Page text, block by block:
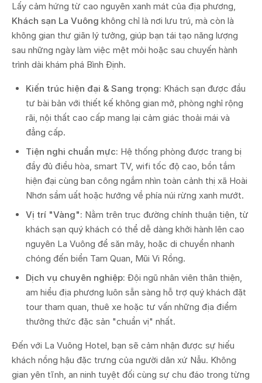
Lấy cảm hứng từ cao nguyên xanh mát của địa phương,
Khách sạn La Vuông không chỉ là nơi lưu trú, mà còn là
không gian thư giãn lý tưởng, giúp bạn tái tạo năng lượng
sau những ngày làm việc mệt mỏi hoặc sau chuyến hành
trình dài khám phá Bình Định.
Kiến trúc hiện đại & Sang trọng: Khách sạn được đầu
tư bài bản với thiết kế không gian mở, phòng nghỉ rộng
rãi, nội thất cao cấp mang lại cảm giác thoải mái và
đẳng cấp.
Tiện nghi chuẩn mực: Hệ thống phòng được trang bị
đầy đủ điều hòa, smart TV, wifi tốc độ cao, bồn tắm
hiện đại cùng ban công ngắm nhìn toàn cảnh thị xã Hoài
Nhơn sầm uất hoặc hướng về phía núi rừng xanh mướt.
Vị trí "Vàng": Nằm trên trục đường chính thuận tiện, từ
khách sạn quý khách có thể dễ dàng khởi hành lên cao
nguyên La Vuông để săn mây, hoặc di chuyển nhanh
chóng đến biển Tam Quan, Mũi Vi Rồng.
Dịch vụ chuyên nghiệp: Đội ngũ nhân viên thân thiện,
am hiểu địa phương luôn sẵn sàng hỗ trợ quý khách đặt
tour tham quan, thuê xe hoặc tư vấn những địa điểm
thưởng thức đặc sản "chuẩn vị" nhất.
Đến với La Vuông Hotel, bạn sẽ cảm nhận được sự hiếu
khách nồng hậu đặc trưng của người dân xứ Nẫu. Không
gian yên tĩnh, an ninh tuyệt đối cùng sự chu đáo trong từng